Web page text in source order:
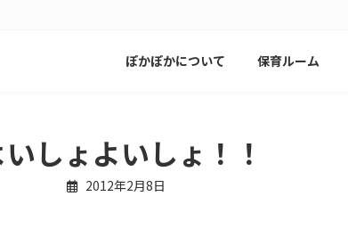
ぽかぽかについて 保育ルーム
いしょよいしょ！！
2012年2月8日